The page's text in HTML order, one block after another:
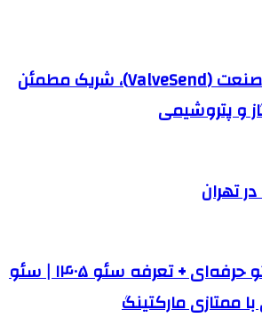
زرپالایش عصر صنعت (ValveSend)، شریک مطمئن
و پتروشیمی
تهران
🔍 خدمات سئو حرفه‌ای + تعرفه سئو ۱۴۰۵ | سئو
ممتازی مارکتینگ